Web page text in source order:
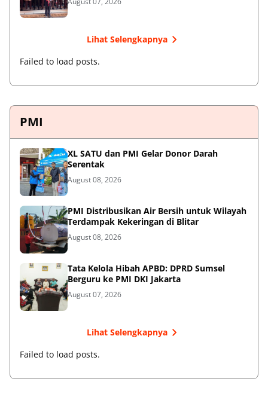
Lihat Selengkapnya
Failed to load posts.
PMI
XL SATU dan PMI Gelar Donor Darah
Serentak
August 08, 2026
PMI Distribusikan Air Bersih untuk Wilayah
Terdampak Kekeringan di Blitar
August 08, 2026
Tata Kelola Hibah APBD: DPRD Sumsel
Berguru ke PMI DKI Jakarta
August 07, 2026
Lihat Selengkapnya
Failed to load posts.